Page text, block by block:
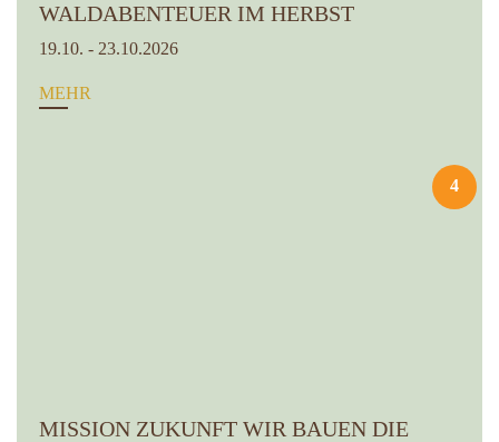
WALDABENTEUER IM HERBST
19.10. - 23.10.2026
MEHR
4
MISSION ZUKUNFT WIR BAUEN DIE